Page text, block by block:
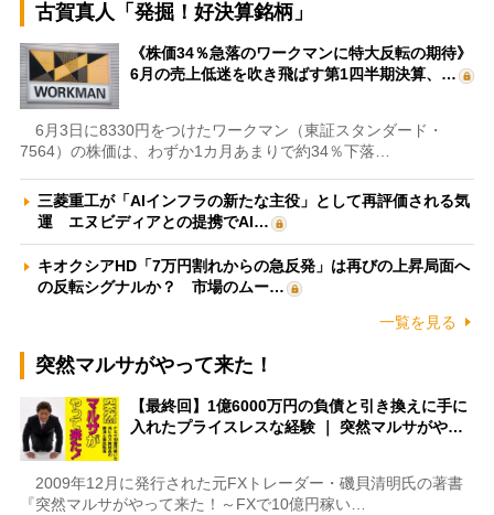
古賀真人「発掘！好決算銘柄」
《株価34％急落のワークマンに特大反転の期待》
6月の売上低迷を吹き飛ばす第1四半期決算、…
6月3日に8330円をつけたワークマン（東証スタンダード・
7564）の株価は、わずか1カ月あまりで約34％下落…
三菱重工が「AIインフラの新たな主役」として再評価される気
運 エヌビディアとの提携でAI…
キオクシアHD「7万円割れからの急反発」は再びの上昇局面へ
の反転シグナルか？ 市場のムー…
一覧を見る
突然マルサがやって来た！
【最終回】1億6000万円の負債と引き換えに手に
入れたプライスレスな経験 ｜ 突然マルサがや…
2009年12月に発行された元FXトレーダー・磯貝清明氏の著書
『突然マルサがやって来た！～FXで10億円稼い…